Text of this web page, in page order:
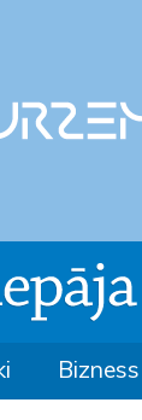
Bizness